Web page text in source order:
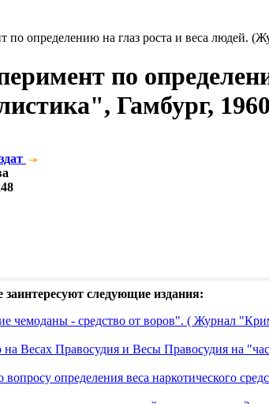
определению на глаз роста и веса людей.
по
Гамбург,
следующие издания:
- средство от воров". ( Журнал
на Весах Правосудия и Весы Правосудия на
определения веса наркотического